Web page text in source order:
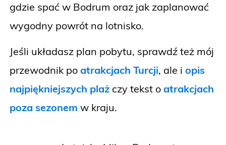
gdzie spać w Bodrum oraz jak zaplanować
wygodny powrót na lotnisko.
Jeśli układasz plan pobytu, sprawdź też mój
przewodnik po atrakcjach Turcji, ale i opis
najpiękniejszych plaż czy tekst o atrakcjach
poza sezonem w kraju.